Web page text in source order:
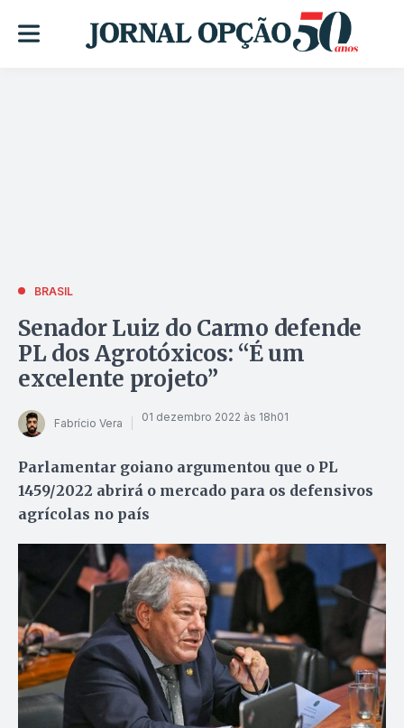
BRASIL
Senador Luiz do Carmo defende
PL dos Agrotóxicos: “É um
excelente projeto”
Fabrício Vera 01 dezembro 2022 às 18h01
Parlamentar goiano argumentou que o PL
1459/2022 abrirá o mercado para os defensivos
agrícolas no país